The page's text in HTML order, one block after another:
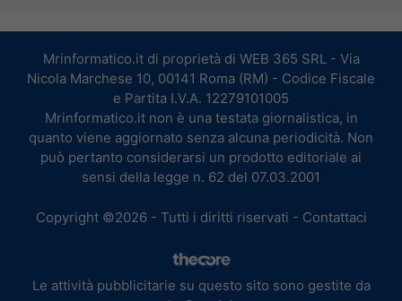
Mrinformatico.it di proprietà di WEB 365 SRL - Via
Nicola Marchese 10, 00141 Roma (RM) - Codice Fiscale
e Partita I.V.A. 12279101005
Mrinformatico.it non è una testata giornalistica, in
quanto viene aggiornato senza alcuna periodicità. Non
può pertanto considerarsi un prodotto editoriale ai
sensi della legge n. 62 del 07.03.2001
Copyright ©2026 - Tutti i diritti riservati - Contattaci
Le attività pubblicitarie su questo sito sono gestite da